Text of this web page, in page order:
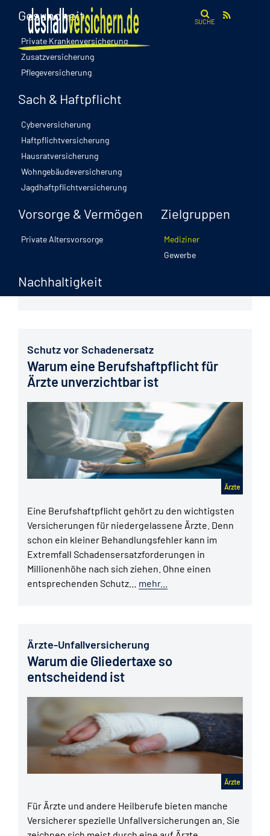
SUCHE
Gesundheit
Private Krankenversicherung
Zusatzversicherung
Pflegeversicherung
Sach & Haftpflicht
Cyberversicherung
Haftpflichtversicherung
Hausratversicherung
Wohngebäudeversicherung
Jagdhaftpflichtversicherung
Vorsorge & Vermögen
Private Altersvorsorge
Zielgruppen
Mediziner
Gewerbe
Nachhaltigkeit
Private Krankenversicherung
in der PKV
können sich privat oder gesetzlich
krankenversichern. Entscheiden Sie sich für die
Anbietern…mehr...
Schutz vor Schadenersatz
Warum eine Berufshaftpflicht für
Ärzte unverzichtbar ist
Ärzte
Eine Berufshaftpflicht gehört zu den wichtigsten
Versicherungen für niedergelassene Ärzte. Denn
schon ein kleiner Behandlungsfehler kann im
Extremfall Schadensersatzforderungen in
Millionenhöhe nach sich ziehen. Ohne einen
entsprechenden Schutz… mehr...
Ärzte-Unfallversicherung
Warum die Gliedertaxe so
entscheidend ist
Ärzte
Für Ärzte und andere Heilberufe bieten manche
Versicherer spezielle Unfallversicherungen an. Sie